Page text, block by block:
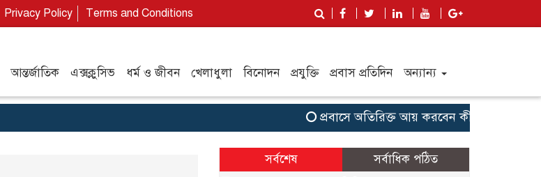
Privacy Policy Terms and Conditions
আন্তর্জাতিক এক্সক্লুসিভ ধর্ম ও জীবন খেলাধুলা বিনোদন প্রযুক্তি প্রবাস প্রতিদিন অন্যান্য
প্রবাসে অতিরিক্ত আয় করবেন কীভাবে: জেনে নিন
সর্বশেষ
সর্বাধিক পঠিত